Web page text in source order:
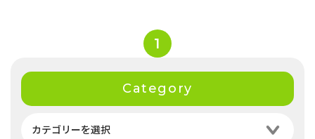
Category
1